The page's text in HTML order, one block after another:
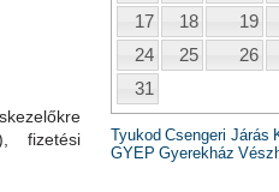
fizetési
17
18 19
24
25 26
31
Tyukod Csengeri Járás
GYEP Gyerekház